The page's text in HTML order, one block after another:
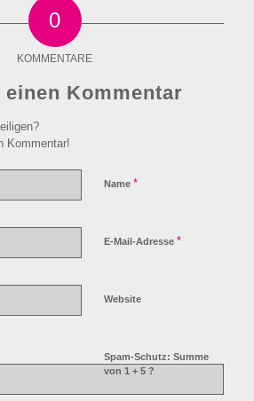
0
KOMMENTARE
Kommentar
Kommentar!
Name *
E-Mail-Adresse *
Website
Spam-Schutz: Summe
von 1 + 5 ?